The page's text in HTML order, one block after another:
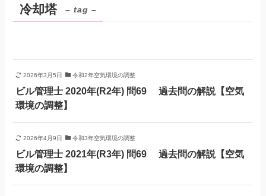
冷却塔 – tag –
2026年3月5日 令和2年空気環境の調整
ビル管理士 2020年(R2年) 問69 過去問の解説【空気
環境の調整】
2026年4月9日 令和3年空気環境の調整
ビル管理士 2021年(R3年) 問69 過去問の解説【空気
環境の調整】